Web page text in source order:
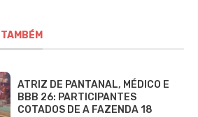
ATRIZ DE PANTANAL, MÉDICO E
BBB 26: PARTICIPANTES
COTADOS DE A FAZENDA 18